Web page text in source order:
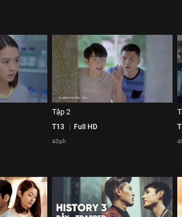
Tập 2
T13 Full HD
40ph